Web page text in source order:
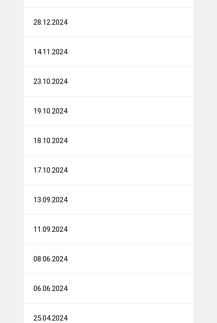
28.12.2024
14.11.2024
23.10.2024
19.10.2024
18.10.2024
17.10.2024
13.09.2024
11.09.2024
08.06.2024
06.06.2024
25.04.2024